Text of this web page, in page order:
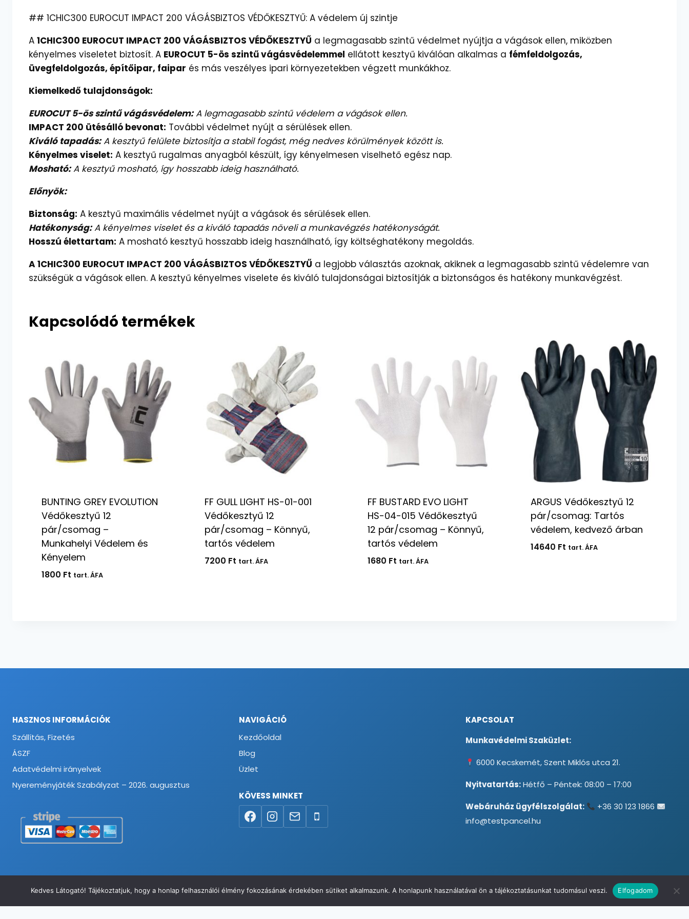
## 1CHIC300 EUROCUT IMPACT 200 VÁGÁSBIZTOS VÉDŐKESZTYŰ: A védelem új szintje
A 1CHIC300 EUROCUT IMPACT 200 VÁGÁSBIZTOS VÉDŐKESZTYŰ a legmagasabb szintű védelmet nyújtja a vágások ellen, miközben
kényelmes viseletet biztosít. A EUROCUT 5-ös szintű vágásvédelemmel ellátott kesztyű kiválóan alkalmas a fémfeldolgozás,
üvegfeldolgozás, építőipar, faipar és más veszélyes ipari környezetekben végzett munkákhoz.
Kiemelkedő tulajdonságok:
EUROCUT 5-ös szintű vágásvédelem:A legmagasabb szintű védelem a vágások ellen.
IMPACT 200 ütésálló bevonat: További védelmet nyújt a sérülések ellen.
Kiváló tapadás:A kesztyű felülete biztosítja a stabil fogást, még nedves körülmények között is.
Kényelmes viselet: A kesztyű rugalmas anyagból készült, így kényelmesen viselhető egész nap.
Mosható:A kesztyű mosható, így hosszabb ideig használható.
Előnyök:
Biztonság: A kesztyű maximális védelmet nyújt a vágások és sérülések ellen.
Hatékonyság:A kényelmes viselet és a kiváló tapadás növeli a munkavégzés hatékonyságát.
Hosszú élettartam: A mosható kesztyű hosszabb ideig használható, így költséghatékony megoldás.
A 1CHIC300 EUROCUT IMPACT 200 VÁGÁSBIZTOS VÉDŐKESZTYŰ a legjobb választás azoknak, akiknek a legmagasabb szintű védelemre van
szükségük a vágások ellen. A kesztyű kényelmes viselete és kiváló tulajdonságai biztosítják a biztonságos és hatékony munkavégzést.
Kapcsolódó termékek
BUNTING GREY EVOLUTION
Védőkesztyű 12
pár/csomag –
Munkahelyi Védelem és
Kényelem
1800 Ft tart. ÁFA
FF GULL LIGHT HS-01-001
Védőkesztyű 12
pár/csomag – Könnyű,
tartós védelem
7200 Ft tart. ÁFA
FF BUSTARD EVO LIGHT
HS-04-015 Védőkesztyű
12 pár/csomag – Könnyű,
tartós védelem
1680 Ft tart. ÁFA
ARGUS Védőkesztyű 12
pár/csomag: Tartós
védelem, kedvező árban
14640 Ft tart. ÁFA
HASZNOS INFORMÁCIÓK
Szállítás, Fizetés
ÁSZF
Adatvédelmi irányelvek
Nyereményjáték Szabályzat – 2026. augusztus
NAVIGÁCIÓ
Kezdőoldal
Blog
Üzlet
KÖVESS MINKET
KAPCSOLAT
Munkavédelmi Szaküzlet:
6000 Kecskemét, Szent Miklós utca 21.
Nyitvatartás:Hétfő – Péntek: 08:00 – 17:00
Webáruház ügyfélszolgálat:
+36 30 123 1866
info@testpancel.hu
© 2026 Munkavédelmi és Ruházati Webáruház - Minden jog fenntartva
Kedves Látogató! Tájékoztatjuk, hogy a honlap felhasználói élmény fokozásának érdekében sütiket alkalmazunk. A honlapunk használatával ön a tájékoztatásunkat tudomásul veszi. Elfogadom